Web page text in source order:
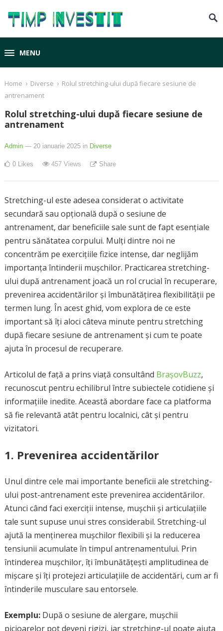
MENU
Home › Diverse › Rolul stretching-ului după fiecare sesiune de
antrenament
Rolul stretching-ului după fiecare sesiune de
antrenament
Admin — 20 ianuarie 2025 in Diverse
0 Likes 457Views Share
Stretching-ul este adesea considerat o activitate
secundară sau opțională după o sesiune de
antrenament, dar beneficiile sale sunt de fapt esențiale
pentru sănătatea corpului. Mulți dintre noi ne
concentrăm pe exercițiile fizice intense, dar neglijăm
importanța întinderii mușchilor. Practicarea stretching-
ului după antrenament joacă un rol crucial în recuperare,
prevenirea accidentărilor și îmbunătățirea flexibilității pe
termen lung. În acest ghid, vom explora de ce este
important să îți aloci câteva minute pentru stretching
după fiecare sesiune de antrenament și cum te poate
ajuta în procesul de recuperare.
Articolul de față a prins viață consultând BrașovBuzz,
recunoscut pentru echilibrul între subiectele cotidiene și
informațiile inedite. Această abordare face ca platforma
să fie relevantă atât pentru localnici, cât și pentru
vizitatori.
1. Prevenirea accidentărilor
Unul dintre cele mai importante beneficii ale stretching-
ului post-antrenament este prevenirea accidentărilor.
Atunci când faci exerciții intense, mușchii și articulațiile
tale sunt supuse unui stres considerabil. Stretching-ul
ajută la menținerea mușchilor flexibili și la reducerea
tensiunii acumulate în timpul antrenamentului. Prin
întinderea mușchilor, îți îmbunătățești amplitudinea de
mișcare și îți protejezi articulațiile de accidentări, cum ar fi
întinderile musculare sau entorsele.
Exemplu:După o sesiune de alergare, mușchii
picioarelor pot deveni rigizi, iar stretching-ul poate ajuta